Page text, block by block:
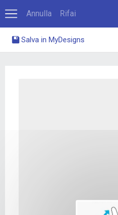
Annulla Rifai
Salva in MyDesigns